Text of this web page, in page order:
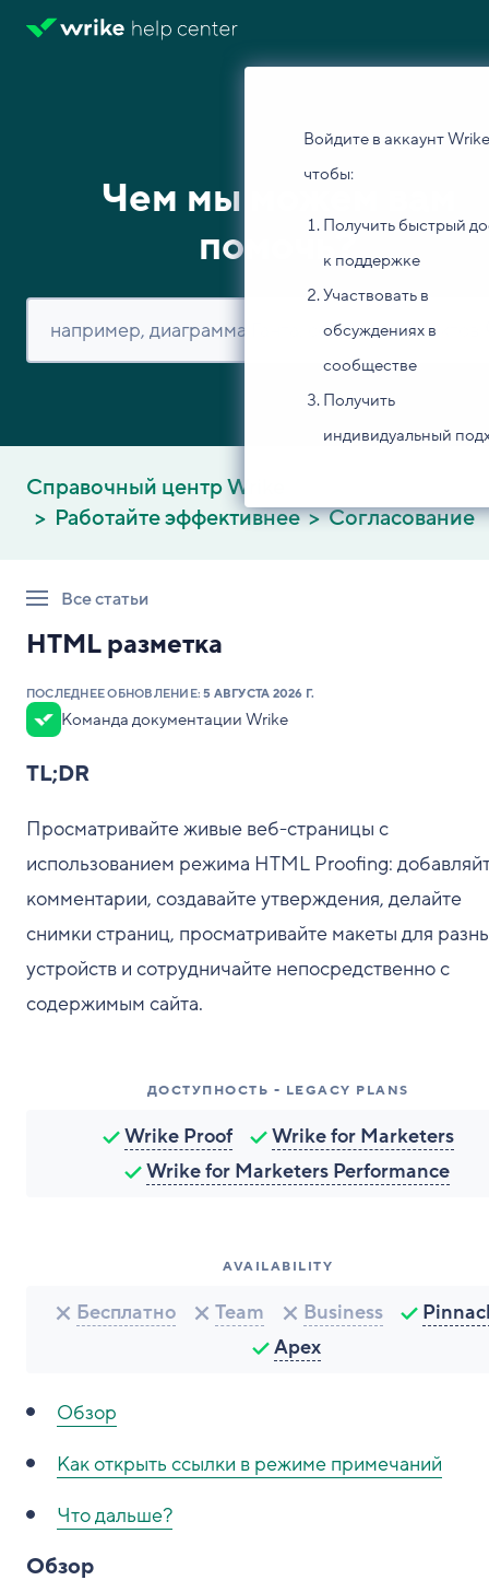
Войдите в аккаунт
чтобы:
Получить быстрый
к поддержке
Участвовать в
обсуждениях в
сообществе
Получить
индивидуальный
Чем мы можем вам
помочь?
Справочный центр Wrike
Работайте эффективнее
Согласование
Все статьи
HTML разметка
ПОСЛЕДНЕЕ ОБНОВЛЕНИЕ:5 АВГУСТА 2026 Г.
Команда документации Wrike
TL;DR
Просматривайте живые веб-страницы с
использованием режима HTML Proofing:
комментарии, создавайте утверждения, делайте
снимки страниц, просматривайте макеты для
устройств и сотрудничайте непосредственно с
содержимым сайта.
ДОСТУПНОСТЬ - LEGACY PLANS
Wrike Proof
Wrike for Marketers
Wrike for Marketers Performance
AVAILABILITY
Бесплатно Team Business
Apex
Обзор
Какоткрыть ссылки в режиме примечаний
Что дальше?
Обзор